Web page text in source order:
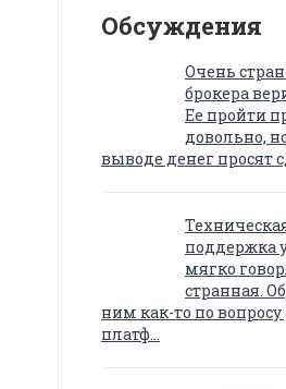
Обсуждения
Очень
брокера
Ее пройти
довольно,
выводе денег просят
поддержка
мягко
странная.
ним как-то по
платф…